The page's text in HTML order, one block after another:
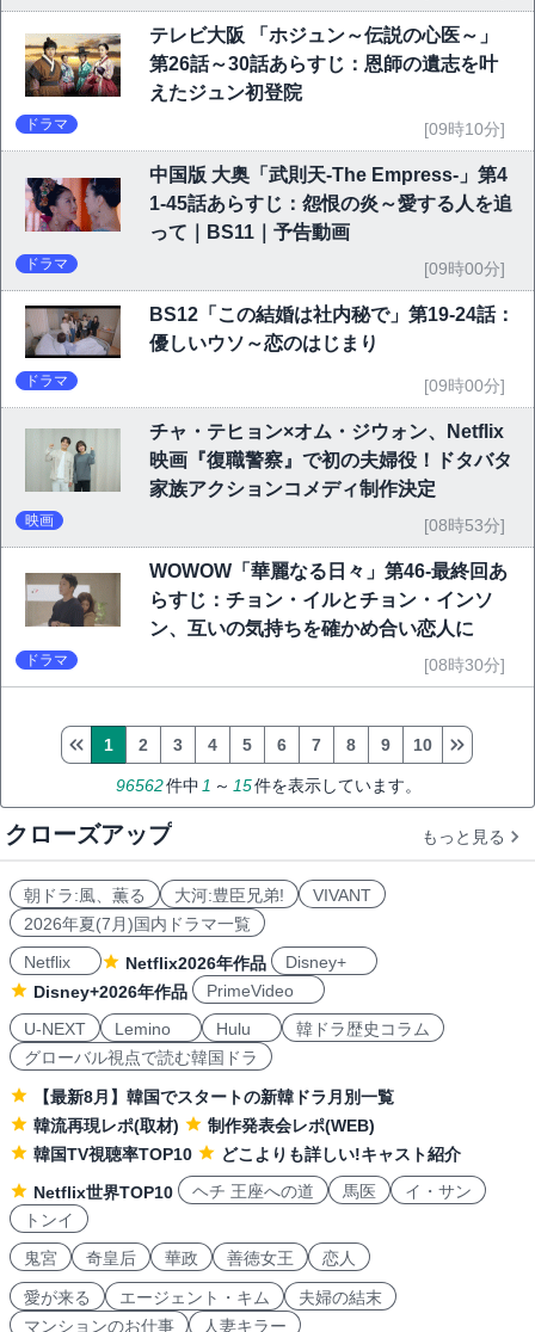
テレビ大阪 「ホジュン～伝説の心医～」
第26話～30話あらすじ：恩師の遺志を叶
えたジュン初登院
ドラマ [09時10分]
中国版 大奥「武則天-The Empress-」第4
1-45話あらすじ：怨恨の炎～愛する人を追
って｜BS11｜予告動画
ドラマ [09時00分]
BS12「この結婚は社内秘で」第19-24話：
優しいウソ～恋のはじまり
ドラマ [09時00分]
チャ・テヒョン×オム・ジウォン、Netflix
映画『復職警察』で初の夫婦役！ドタバタ
家族アクションコメディ制作決定
映画 [08時53分]
WOWOW「華麗なる日々」第46-最終回あ
らすじ：チョン・イルとチョン・インソ
ン、互いの気持ちを確かめ合い恋人に
ドラマ [08時30分]
96562件中 1 ～ 15件を表示しています。
1 2 3 4 5 6 7 8 9 10
クローズアップ もっと見る
朝ドラ:風、薫る 大河:豊臣兄弟!
VIVANT
2026年夏(7月)国内ドラマ一覧
Netflix
Netflix2026年作品
Disney+
Disney+2026年作品
PrimeVideo
U-NEXT
Lemino Hulu
韓ドラ歴史コラム
グローバル視点で読む韓国ドラ
【最新8月】韓国でスタートの新韓ドラ月別一覧
韓流再現レポ(取材)
制作発表会レポ(WEB)
韓国TV視聴率TOP10
どこよりも詳しい!キャスト紹介
Netflix世界TOP10
ヘチ 王座への道 馬医
イ・サン
トンイ
鬼宮
奇皇后 華政 善徳女王 恋人
愛が来る エージェント・キム
夫婦の結末
マンションのお仕事
人妻キラー